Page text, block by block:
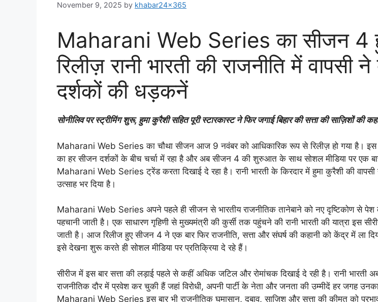
November 9, 2025 by khabar24x365
Maharani Web Series का सीजन
रिलीज़ रानी भारती की राजनीति में वापसी ने
दर्शकों की धड़कनें
सोनीलिव पर स्ट्रीमिंग शुरू, हुमा कुरैशी सहित पूरी स्टारकास्ट ने फिर जगाई बिहार की सत्ता की साज़िशों की
Maharani Web Series का चौथा सीजन आज 9 नवंबर को आधिकारिक रूप से रिलीज़ हो गया है। इस
का हर सीजन दर्शकों के बीच चर्चा में रहा है और अब सीजन 4 की शुरुआत के साथ सोशल मीडिया पर एक
Maharani Web Series ट्रेंड करता दिखाई दे रहा है। रानी भारती के किरदार में हुमा कुरैशी की वापसी
उत्साह भर दिया है।
Maharani Web Series अपने पहले ही सीजन से भारतीय राजनीतिक तानेबाने को नए दृष्टिकोण से
पहचानी जाती है। एक साधारण गृहिणी से मुख्यमंत्री की कुर्सी तक पहुंचने की रानी भारती की यात्रा इस
जाती है। आज रिलीज हुए सीजन 4 ने एक बार फिर राजनीति, सत्ता और संघर्ष की कहानी को केंद्र में ला
इसे देखना शुरू करते ही सोशल मीडिया पर प्रतिक्रिया दे रहे हैं।
सीरीज में इस बार सत्ता की लड़ाई पहले से कहीं अधिक जटिल और रोमांचक दिखाई दे रही है। रानी भारती
राजनीतिक दौर में प्रवेश कर चुकी हैं जहां विरोधी, अपनी पार्टी के नेता और जनता की उम्मीदें हर जगह
Maharani Web Series इस बार भी राजनीतिक घमासान, दबाव, साज़िश और सत्ता की कीमत को